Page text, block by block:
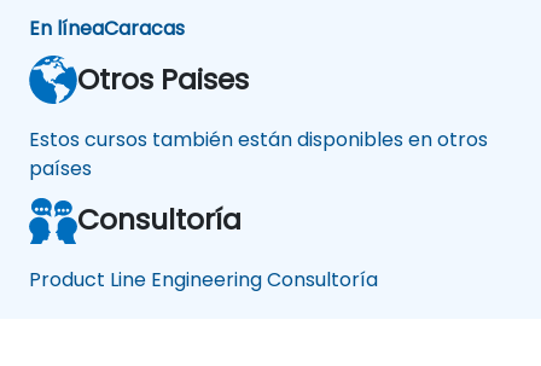
En líneaCaracas
Otros Paises
Estos cursos también están disponibles en otros
países
Consultoría
Product Line Engineering Consultoría